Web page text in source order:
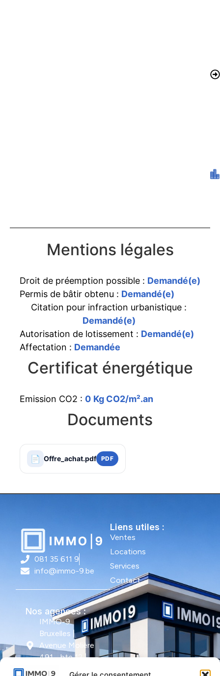
Mentions légales
Droit de préemption possible : Demandé(e)
Permis de bâtir obtenu : Demandé(e)
Citation pour infraction urbanistique :
Demandé(e)
Autorisation de lotissement : Demandé(e)
Affectation : Demandée
Certificat énergétique
Emission CO2 : 0 Kg CO2/m².an
Documents
📄 Offre_achat.pdf PDF
081 35 611 9
info@immo-9.be
Nos agences :
IMMO-9
Bruxelles |
Avenue Molière
491 - bte 12 |
1050 Ixelles
Liens utiles :
Ventes
Locations
Services
Contact